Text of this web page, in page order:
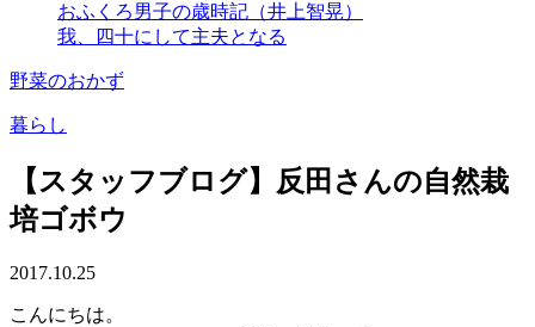
おふくろ男子の歳時記（井上智晃）
我、四十にして主夫となる
野菜のおかず
暮らし
【スタッフブログ】反田さんの自然栽
培ゴボウ
2017.10.25
こんにちは。